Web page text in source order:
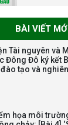
THƯ
NĂM
VIỆN
BÀI VIẾT
Tài nguyên và
Đông Đô ký kết
tạo và
họa môi